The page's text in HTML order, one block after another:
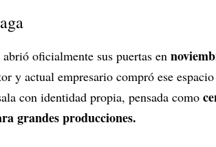
abrió oficialmente sus puertas en
y actual empresario compró ese
con identidad propia, pensada como
grandes producciones.